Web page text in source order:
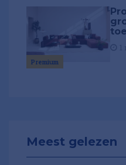
Premium
toe
Meest gelezen